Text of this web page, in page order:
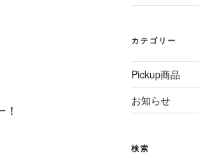
カテゴリー
Pickup商品
お知らせ
検索